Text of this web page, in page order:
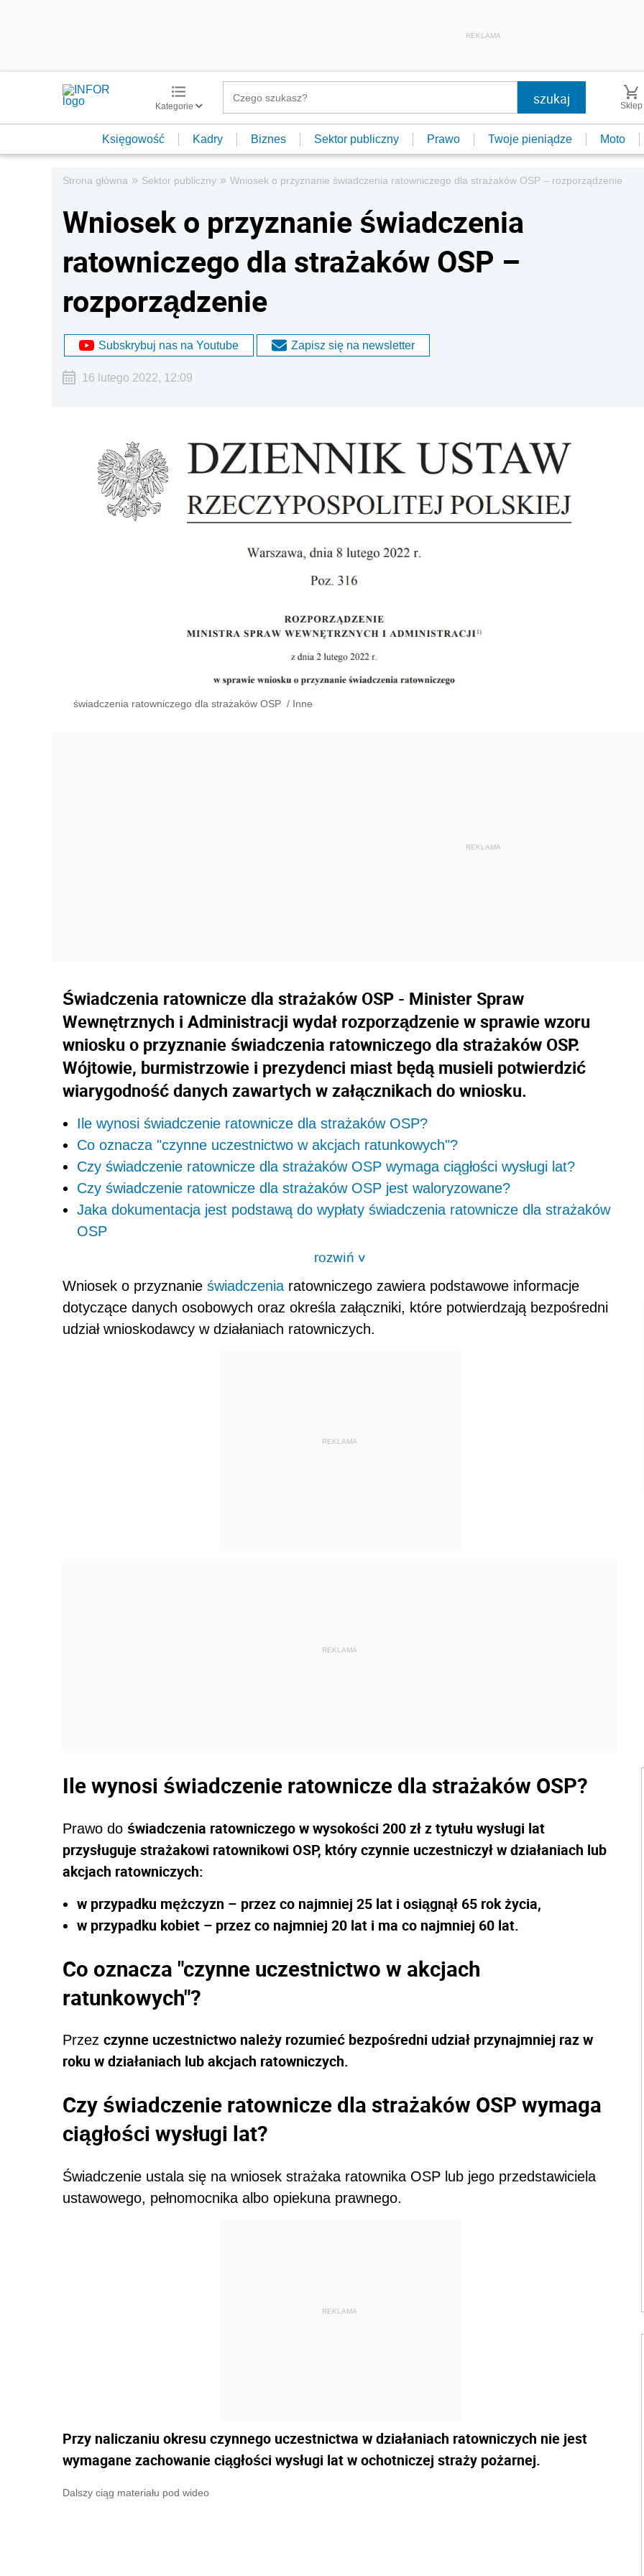
REKLAMA
Kategorie Sklep
Księgowość Kadry Biznes Sektor publiczny Prawo Twoje pieniądze Moto
Strona główna » Sektor publiczny » Wniosek o przyznanie świadczenia ratowniczego dla strażaków OSP – rozporządzenie
Wniosek o przyznanie świadczenia
ratowniczego dla strażaków OSP –
rozporządzenie
Subskrybuj nas na Youtube Zapisz się na newsletter
16 lutego 2022, 12:09
świadczenia ratowniczego dla strażaków OSP / Inne
Świadczenia ratownicze dla strażaków OSP - Minister Spraw
Wewnętrznych i Administracji wydał rozporządzenie w sprawie wzoru
wniosku o przyznanie świadczenia ratowniczego dla strażaków OSP.
Wójtowie, burmistrzowie i prezydenci miast będą musieli potwierdzić
wiarygodność danych zawartych w załącznikach do wniosku.
Ile wynosi świadczenie ratownicze dla strażaków OSP?
Co oznacza "czynne uczestnictwo w akcjach ratunkowych"?
Czy świadczenie ratownicze dla strażaków OSP wymaga ciągłości wysługi lat?
Czy świadczenie ratownicze dla strażaków OSP jest waloryzowane?
Jaka dokumentacja jest podstawą do wypłaty świadczenia ratownicze dla strażaków
OSP
rozwiń>
Wniosek o przyznanie świadczenia ratowniczego zawiera podstawowe informacje
dotyczące danych osobowych oraz określa załączniki, które potwierdzają bezpośredni
udział wnioskodawcy w działaniach ratowniczych.
REKLAMA
REKLAMA
Ile wynosi świadczenie ratownicze dla strażaków OSP?
Prawo do świadczenia ratowniczego w wysokości 200 zł z tytułu wysługi lat
przysługuje strażakowi ratownikowi OSP, który czynnie uczestniczył w działaniach lub
akcjach ratowniczych:
w przypadku mężczyzn – przez co najmniej 25 lat i osiągnął 65 rok życia,
w przypadku kobiet – przez co najmniej 20 lat i ma co najmniej 60 lat.
Co oznacza "czynne uczestnictwo w akcjach
ratunkowych"?
Przez czynne uczestnictwo należy rozumieć bezpośredni udział przynajmniej raz w
roku w działaniach lub akcjach ratowniczych.
Czy świadczenie ratownicze dla strażaków OSP wymaga
ciągłości wysługi lat?
Świadczenie ustala się na wniosek strażaka ratownika OSP lub jego przedstawiciela
ustawowego, pełnomocnika albo opiekuna prawnego.
REKLAMA
Przy naliczaniu okresu czynnego uczestnictwa w działaniach ratowniczych nie jest
wymagane zachowanie ciągłości wysługi lat w ochotniczej straży pożarnej.
Dalszy ciąg materiału pod wideo